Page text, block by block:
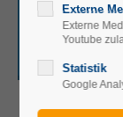
Register|Lost
JETZT
Externe
Externe
Youtube
Statistik
Google